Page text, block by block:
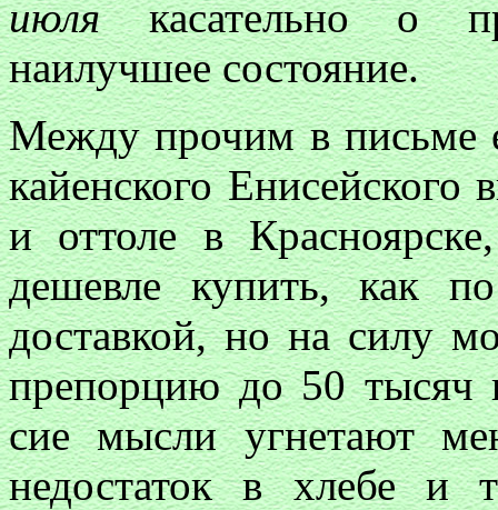
июлякасательно о
наилучшее состояние.
Между прочим в письме
кайенского Енисейского
и оттоле в
дешевле купить, как
доставкой, но на силу
препорцию до 50 тысяч
сие мысли угнетают
недостаток в хлебе и